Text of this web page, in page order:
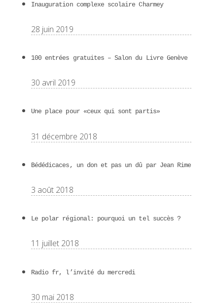
Inauguration complexe scolaire Charmey
28 juin 2019
100 entrées gratuites – Salon du Livre Genève
30 avril 2019
Une place pour «ceux qui sont partis»
31 décembre 2018
Bédédicaces, un don et pas un dû par Jean Rime
3 août 2018
Le polar régional: pourquoi un tel succès ?
11 juillet 2018
Radio fr, l’invité du mercredi
30 mai 2018